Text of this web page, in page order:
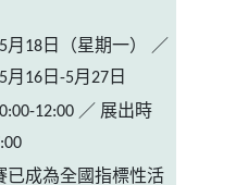
5月 18 日（星期一）
／
5月 16 日 -5月 27 日
12:00 ／ 展出時
已成為全國指標性活